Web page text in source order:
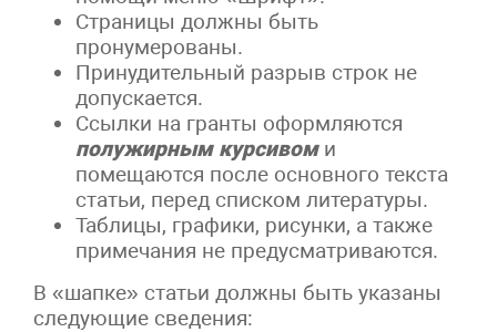
Страницы должны быть
пронумерованы.
Принудительный разрыв строк не
допускается.
Ссылки на гранты оформляются
полужирным курсивоми
помещаются после основного текста
статьи, перед списком литературы.
Таблицы, графики, рисунки, а также
примечания не предусматриваются.
В «шапке» статьи должны быть указаны
следующие сведения: